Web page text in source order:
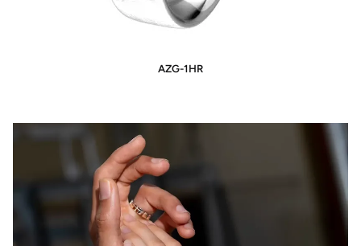
AZG-1HR